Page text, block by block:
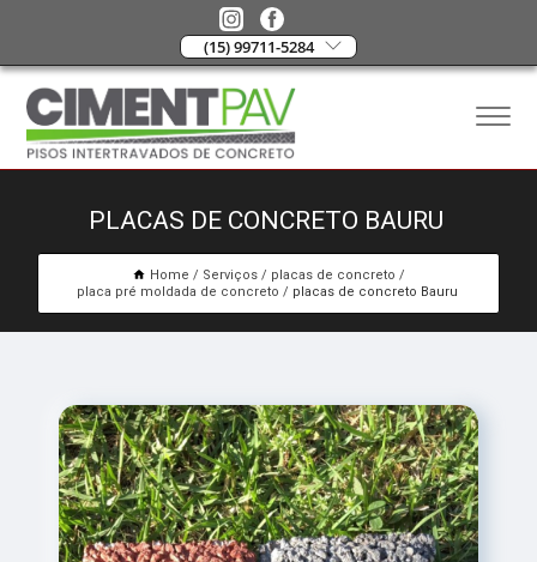
(15) 99711-5284
PLACAS DE CONCRETO BAURU
Home Serviços
placas de concreto
placa pré moldada de concreto
placas de concreto Bauru